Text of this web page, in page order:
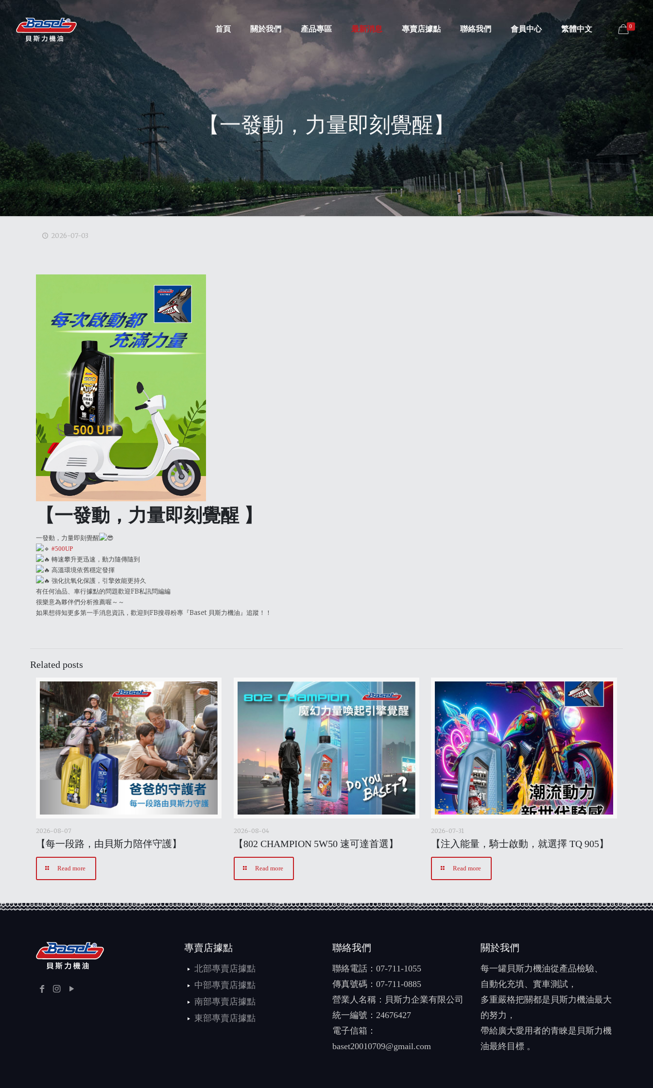
首頁 關於我們 產品專區 最新消息 專賣店據點 聯絡我們 會員中心 繁體中文 0
【一發動，力量即刻覺醒】
2026-07-03
【一發動，力量即刻覺醒 】
一發動，力量即刻覺醒
#500UP
轉速攀升更迅速，動力隨傳隨到
高溫環境依舊穩定發揮
強化抗氧化保護，引擎效能更持久
有任何油品、車行據點的問題歡迎FB私訊問編編
很樂意為夥伴們分析推薦喔～～
如果想得知更多第一手消息資訊，歡迎到FB搜尋粉專『Baset 貝斯力機油』追蹤！！
Related posts
2026-08-07
【每一段路，由貝斯力陪伴守護】
Read more
2026-08-04
【802 CHAMPION 5W50 速可達首選】
Read more
2026-07-31
【注入能量，騎士啟動，就選擇 TQ 905】
Read more
專賣店據點
北部專賣店據點
中部專賣店據點
南部專賣店據點
東部專賣店據點
聯絡我們
聯絡電話：07-711-1055
傳真號碼：07-711-0885
營業人名稱：貝斯力企業有限公司
統一編號：24676427
電子信箱：
baset20010709@gmail.com
關於我們
每一罐貝斯力機油從產品檢驗、
自動化充填、實車測試，
多重嚴格把關都是貝斯力機油最大
的努力，
帶給廣大愛用者的青睞是貝斯力機
油最終目標 。